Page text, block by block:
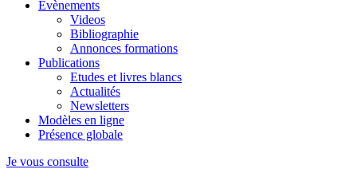
Evènements
Videos
Bibliographie
Annonces formations
Publications
Etudes et livres blancs
Actualités
Newsletters
Modèles en ligne
Présence globale
Je vous consulte